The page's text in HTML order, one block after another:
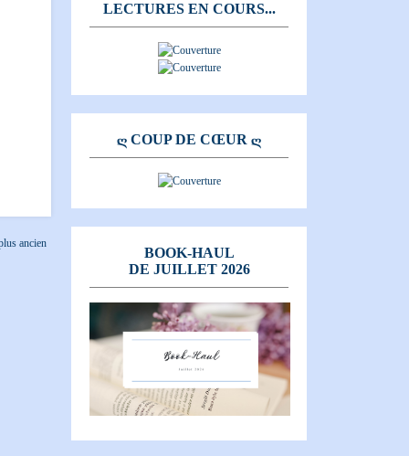
ancien
LECTURES EN COURS...
Ღ COUP DE CŒUR Ღ
BOOK-HAUL
DE JUILLET 2026